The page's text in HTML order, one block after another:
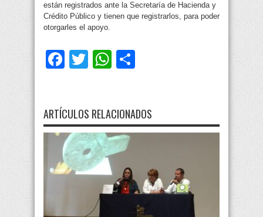
están registrados ante la Secretaría de Hacienda y
Crédito Público y tienen que registrarlos, para poder
otorgarles el apoyo.
Facebook
TwitterWhatsApp
ARTÍCULOS RELACIONADOS